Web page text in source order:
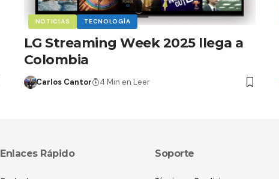
NOTICIAS TECNOLOGÍA
LG Streaming Week 2025 llega a
Colombia
Carlos Cantor 4 Min en Leer
Enlaces Rápido Soporte